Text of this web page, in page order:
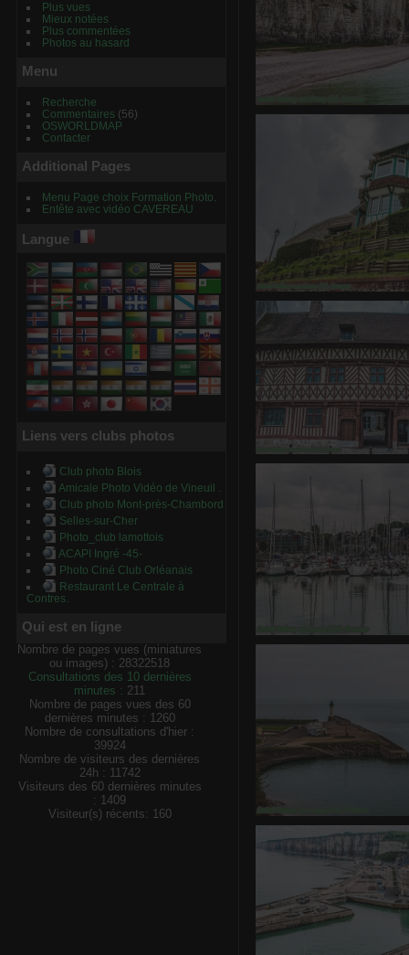
Plus vues
Mieux notées
Plus commentées
Photos au hasard
Menu
Recherche
Commentaires (56)
OSWORLDMAP
Contacter
Additional Pages
Menu Page choix Formation Photo.
Entête avec vidéo CAVEREAU
Langue
Liens vers clubs photos
Club photo Blois
Amicale Photo Vidéo de Vineuil .
Club photo Mont-près-Chambord
Selles-sur-Cher
Photo_club lamottois
ACAPI Ingré -45-
Photo Ciné Club Orléanais
Restaurant Le Centrale à
Contres.
Qui est en ligne
Nombre de pages vues (miniatures
ou images) : 28322518
Consultations des 10 dernières
minutes : 211
Nombre de pages vues des 60
dernières minutes : 1260
Nombre de consultations d'hier :
39924
Nombre de visiteurs des dernières
24h : 11742
Visiteurs des 60 dernières minutes
: 1409
Visiteur(s) récents: 160
Saint-
Saint-Valery-
0 commentaire-
Saint-Valery-en-
0 commentaire
Saint-
Saint-
0